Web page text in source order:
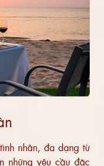
nhân, đa dạng từ
những yêu cầu đặc